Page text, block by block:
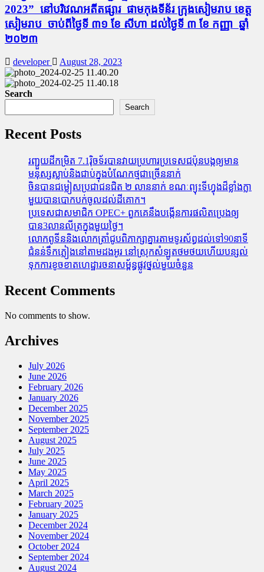
2023” នៅបរិវេណអតីតផ្សារ​ ផាមកុងទីន័រ ក្រុងសៀមរាប ខេត្ត
សៀមរាប ចាប់​ពី​ថ្ងៃទី ៣១ ខែ សីហា ដល់ថ្ងៃទី ៣ ខែ កញ្ញា ឆ្នាំ
២០២៣
developer August 28, 2023
Search
Search
Recent Posts
រញ្ជួយដីកម្រិត​ 7.1រ៉ិចទ័របានវាយប្រហារប្រទេសជប៉ុនបង្កឲ្យមាន
មនុស្សស្លាប់​និង​ជាប់ក្នុងបំណែកថ្មជាច្រើននាក់
ចិនបានជម្លៀសប្រជាជនជិត ២ លាននាក់ ខណៈព្យុះទីហ្វុងដ៏ខ្លាំងក្លា
មួយបានបោកបក់ចូលដល់ដីគោក។
ប្រទេសជាសមាជិក OPEC+​ ពួកគេនឹងបង្កើនការផលិតប្រេងឲ្យ
បាន3លានលីត្រក្នុងមួយថ្ងៃ។
លោកពូទីននិងលោកត្រាំជូបពិភាក្សាគ្នារតាមទូរស័ព្ធដល់ទៅ90នាទី
ជំនន់​ទឹកភ្លៀង​នៅ​តាម​ដងអូរ​ នៅ​ស្រុក​សំឡូត​ថមថយ​ហើយ​បន្សល់​
ទុក​ការ​ខូចខាត​ហេដ្ឋារចនាសម្ព័ន្ធ​ផ្លូវថ្នល់​មួយ​ចំនួន
Recent Comments
No comments to show.
Archives
July 2026
June 2026
February 2026
January 2026
December 2025
November 2025
September 2025
August 2025
July 2025
June 2025
May 2025
April 2025
March 2025
February 2025
January 2025
December 2024
November 2024
October 2024
September 2024
August 2024